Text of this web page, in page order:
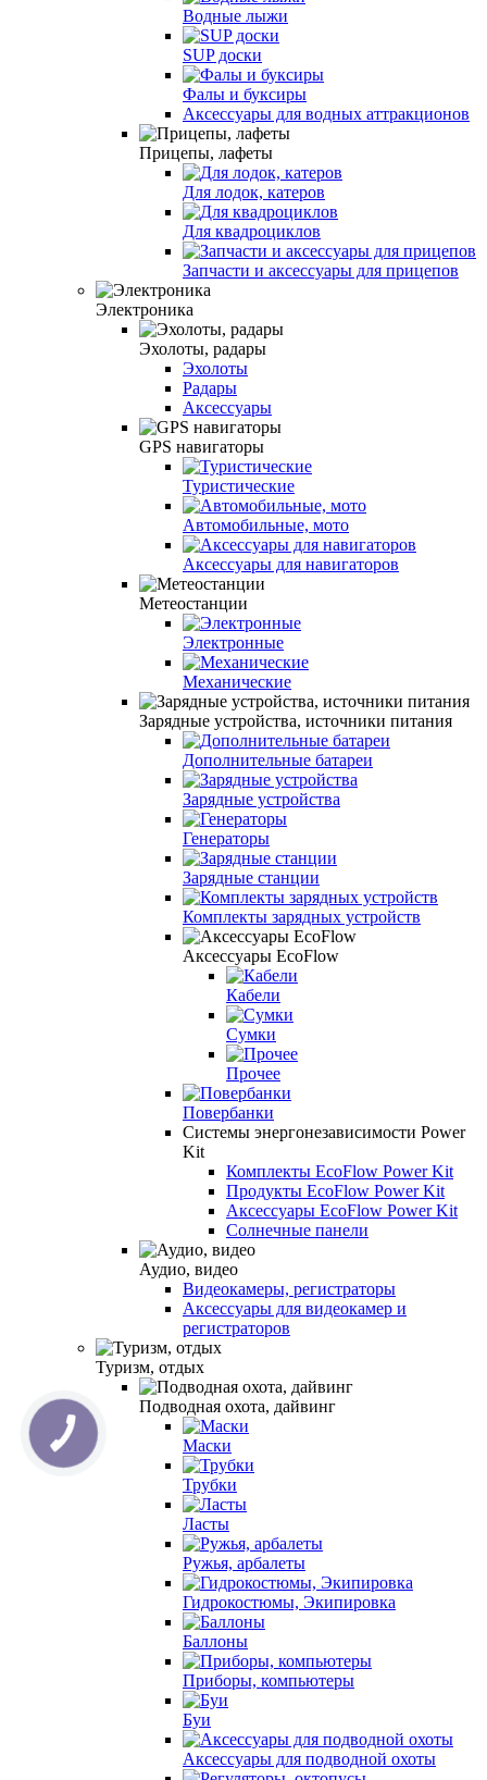
Водные лыжи
SUP доски
Фалы и буксиры
Аксессуары для водных аттракционов
Прицепы, лафеты
Для лодок, катеров
Для квадроциклов
Запчасти и аксессуары для прицепов
Электроника
Эхолоты, радары
Эхолоты
Радары
Аксессуары
GPS навигаторы
Туристические
Автомобильные, мото
Аксессуары для навигаторов
Метеостанции
Электронные
Механические
Зарядные устройства, источники питания
Дополнительные батареи
Зарядные устройства
Генераторы
Зарядные станции
Комплекты зарядных устройств
Аксессуары EcoFlow
Кабели
Сумки
Прочее
Повербанки
Системы энергонезависимости Power
Kit
Комплекты EcoFlow Power Kit
Продукты EcoFlow Power Kit
Аксессуары EcoFlow Power Kit
Солнечные панели
Аудио, видео
Видеокамеры, регистраторы
Аксессуары для видеокамер и
регистраторов
Туризм, отдых
Подводная охота, дайвинг
Маски
Трубки
Ласты
Ружья, арбалеты
Гидрокостюмы, Экипировка
Баллоны
Приборы, компьютеры
Буи
Аксессуары для подводной охоты